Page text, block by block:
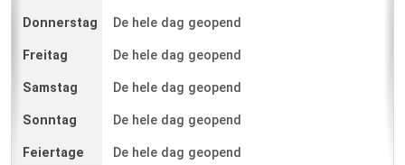
De hele dag geopend
De hele dag geopend
De hele dag geopend
De hele dag geopend
De hele dag geopend